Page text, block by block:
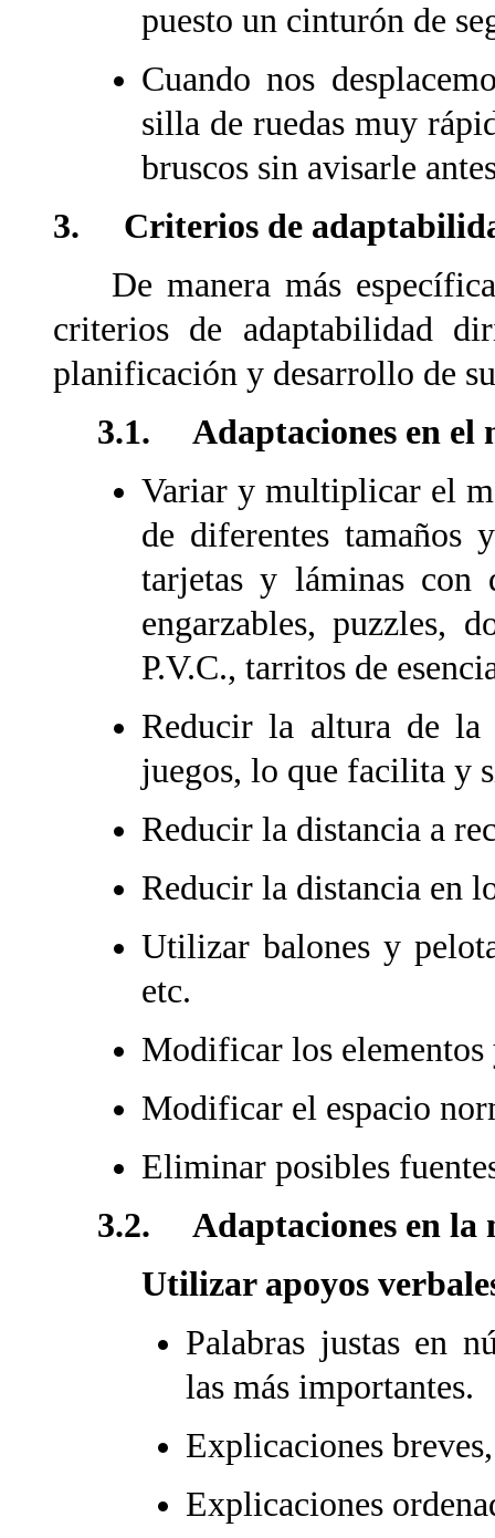
puesto un cinturón de
Cuando nos
silla de ruedas muy
bruscos sin avisarle
3. Criterios de
De manera más
criterios de adaptabilidad
planificación y desarrollo de
3.1. Adaptaciones en el
Variar y multiplicar el
de diferentes tamaños
tarjetas y láminas con
engarzables, puzzles,
P.V.C., tarritos de
Reducir la altura de la
juegos, lo que facilita y
Reducir la distancia a
Reducir la distancia en
Utilizar balones y
etc.
Modificar los elementos
Modificar el espacio
Eliminar posibles
3.2. Adaptaciones en la
Utilizar apoyos
Palabras justas en
las más importantes.
Explicaciones
Explicaciones